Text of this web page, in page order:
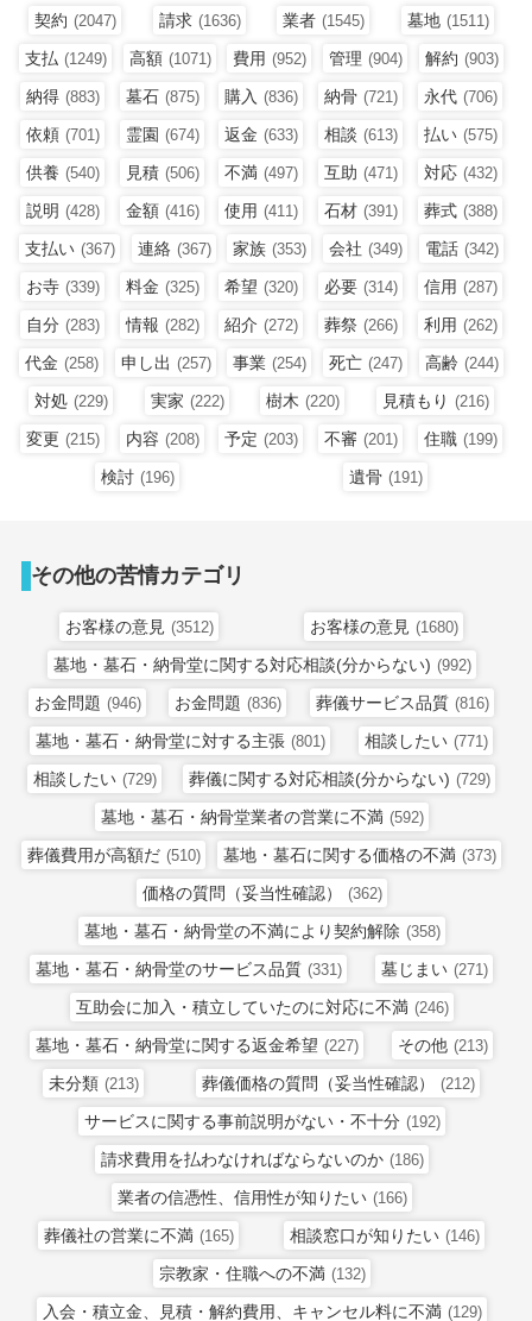
契約 (2047) 請求 (1636) 業者 (1545) 墓地 (1511)
支払 (1249) 高額 (1071) 費用 (952) 管理 (904) 解約 (903)
納得 (883) 墓石 (875) 購入 (836) 納骨 (721) 永代 (706)
依頼 (701) 霊園 (674) 返金 (633) 相談 (613) 払い (575)
供養 (540) 見積 (506) 不満 (497) 互助 (471) 対応 (432)
説明 (428) 金額 (416) 使用 (411) 石材 (391) 葬式 (388)
支払い (367) 連絡 (367) 家族 (353) 会社 (349) 電話 (342)
お寺 (339) 料金 (325) 希望 (320) 必要 (314) 信用 (287)
自分 (283) 情報 (282) 紹介 (272) 葬祭 (266) 利用 (262)
代金 (258) 申し出 (257) 事業 (254) 死亡 (247) 高齢 (244)
対処 (229) 実家 (222) 樹木 (220) 見積もり (216)
変更 (215) 内容 (208) 予定 (203) 不審 (201) 住職 (199)
検討 (196) 遺骨 (191)
その他の苦情カテゴリ
お客様の意見 (3512) お客様の意見 (1680)
墓地・墓石・納骨堂に関する対応相談(分からない) (992)
お金問題 (946) お金問題 (836) 葬儀サービス品質 (816)
墓地・墓石・納骨堂に対する主張 (801) 相談したい (771)
相談したい (729) 葬儀に関する対応相談(分からない) (729)
墓地・墓石・納骨堂業者の営業に不満 (592)
葬儀費用が高額だ (510) 墓地・墓石に関する価格の不満 (373)
価格の質問（妥当性確認） (362)
墓地・墓石・納骨堂の不満により契約解除 (358)
墓地・墓石・納骨堂のサービス品質 (331) 墓じまい (271)
互助会に加入・積立していたのに対応に不満 (246)
墓地・墓石・納骨堂に関する返金希望 (227) その他 (213)
未分類 (213) 葬儀価格の質問（妥当性確認） (212)
サービスに関する事前説明がない・不十分 (192)
請求費用を払わなければならないのか (186)
業者の信憑性、信用性が知りたい (166)
葬儀社の営業に不満 (165) 相談窓口が知りたい (146)
宗教家・住職への不満 (132)
入会・積立金、見積・解約費用、キャンセル料に不満 (129)